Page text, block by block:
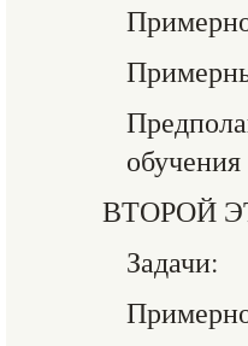
обучения
ВТОРОЙ
Задачи: